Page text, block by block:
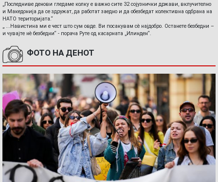
„Последниве денови гледаме колку е важно сите 32 сојузнички држави, вклучително
и Македонија да се здружат, да работат заедно и да обезбедат колективна одбрана на
НАТО територијата.“
„ ...Навистина ми е чест што сум овде. Ви посакувам сè најдобро. Останете безбедни –
и чувајте нè безбедни“ - порача Руте од касарната „Илинден“.
ФОТО НА ДЕНОТ